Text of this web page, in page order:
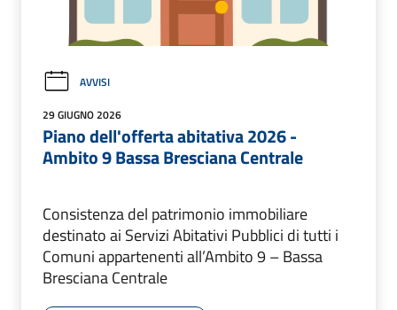
AVVISI
29 GIUGNO 2026
Piano dell'offerta abitativa 2026 -
Ambito 9 Bassa Bresciana Centrale
Consistenza del patrimonio immobiliare
destinato ai Servizi Abitativi Pubblici di tutti i
Comuni appartenenti all’Ambito 9 – Bassa
Bresciana Centrale